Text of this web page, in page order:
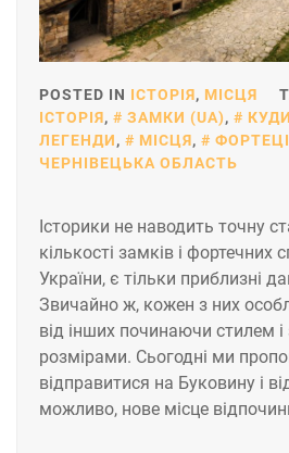
POSTED IN ІСТОРІЯ, МІСЦЯ
ІСТОРІЯ, ЗАМКИ (UA),
ЛЕГЕНДИ, МІСЦЯ, ФОРТЕЦІ
ЧЕРНІВЕЦЬКА ОБЛАСТЬ
Історики не наводить точну
кількості замків і фортечних
України, є тільки приблизні
Звичайно ж, кожен з них
від інших починаючи стилем і
розмірами. Сьогодні ми
відправитися на Буковину і
можливо, нове місце